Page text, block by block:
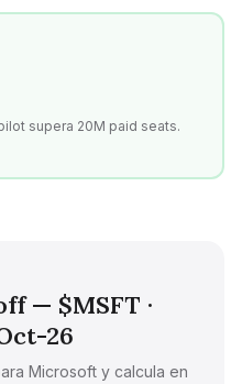
supera 20M paid seats.
— $MSFT ·
26
Microsoft y calcula en